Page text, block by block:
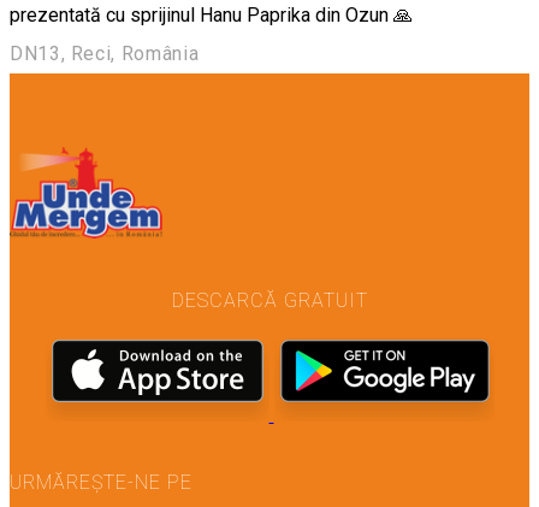
prezentată cu sprijinul Hanu Paprika din Ozun 🙏
DN13, Reci, România
DESCARCĂ GRATUIT
URMĂREȘTE-NE PE